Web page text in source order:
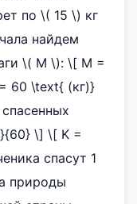
по \( 15 \) кг
найдем
\( M \): \[ M =
60 \text{ (кг)}
\] \[ K =
спасут 1
природы